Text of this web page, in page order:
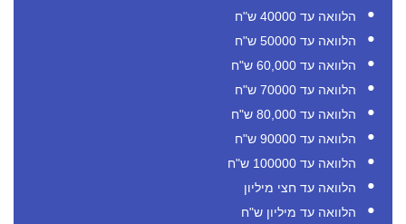
הלוואה עד 40000 ש"ח
הלוואה עד 50000 ש"ח
הלוואה עד 60,000 ש"ח
הלוואה עד 70000 ש"ח
הלוואה עד 80,000 ש"ח
הלוואה עד 90000 ש"ח
הלוואה עד 100000 ש"ח
הלוואה עד חצי מיליון
הלוואה עד מיליון ש"ח